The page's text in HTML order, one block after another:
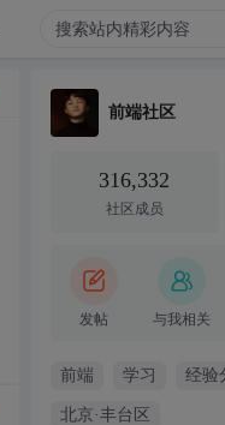
前端社区
316,332
社区成员
发帖 与我相关
前端 学习 经验
北京·丰台区